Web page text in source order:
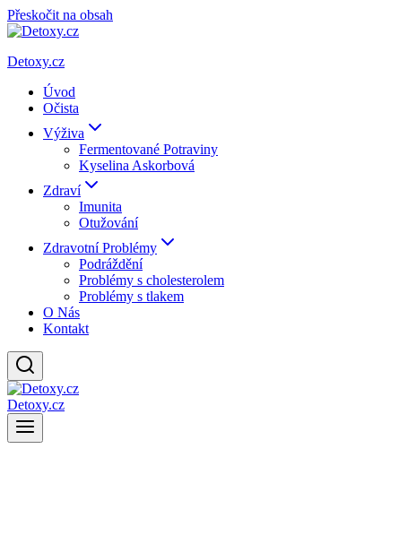
Přeskočit na obsah
Detoxy.cz
Úvod
Očista
Výživa
Fermentované Potraviny
Kyselina Askorbová
Zdraví
Imunita
Otužování
Zdravotní Problémy
Podráždění
Problémy s cholesterolem
Problémy s tlakem
O Nás
Kontakt
Detoxy.cz